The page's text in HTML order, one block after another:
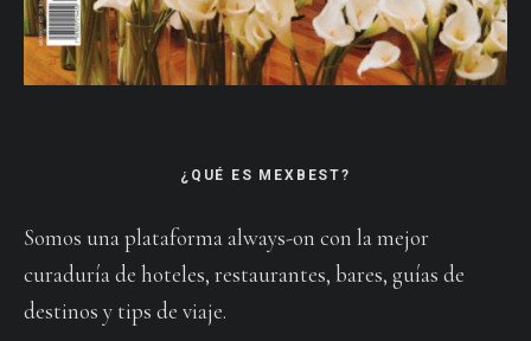
¿QUÉ ES MEXBEST?
Somos una plataforma always-on con la mejor
curaduría de hoteles, restaurantes, bares, guías de
destinos y tips de viaje.